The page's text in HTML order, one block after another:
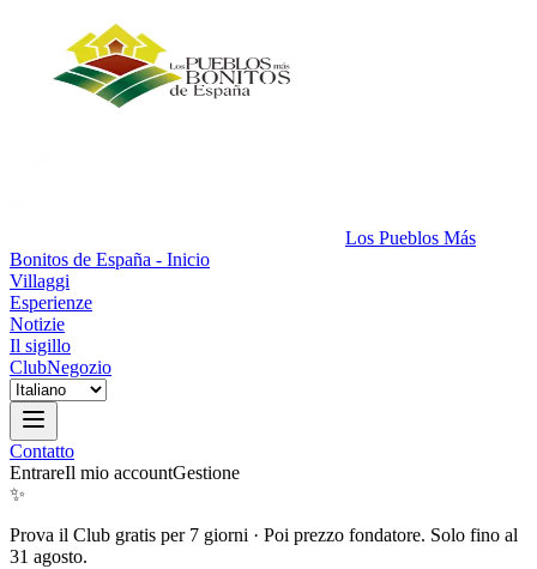
Los Pueblos Más
Bonitos de España - Inicio
Villaggi
Esperienze
Notizie
Il sigillo
ClubNegozio
Contatto
EntrareIl mio accountGestione
✨
Prova il Club gratis per 7 giorni · Poi prezzo fondatore. Solo fino al
31 agosto.